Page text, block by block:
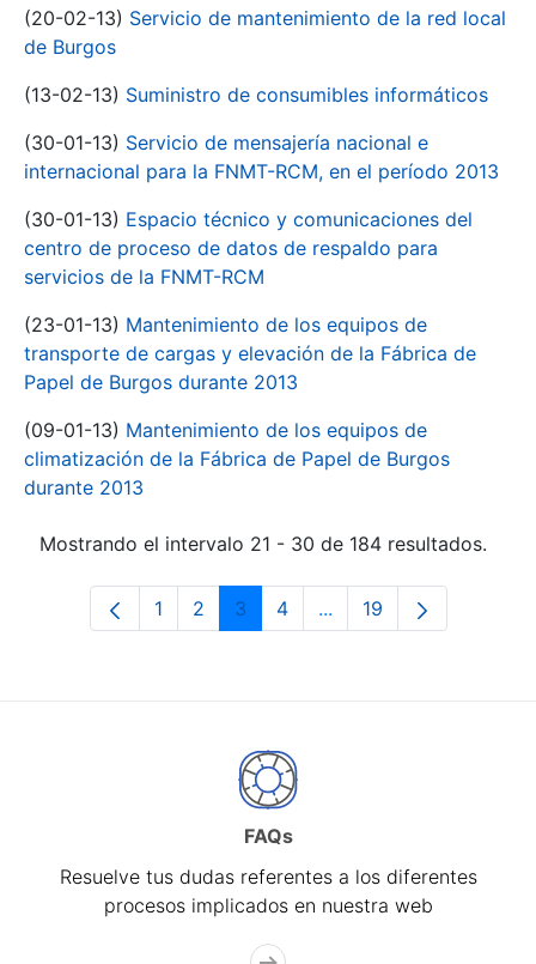
(20-02-13) Servicio de mantenimiento de la red local
de Burgos
(13-02-13) Suministro de consumibles informáticos
(30-01-13) Servicio de mensajería nacional e
internacional para la FNMT-RCM, en el período 2013
(30-01-13) Espacio técnico y comunicaciones del
centro de proceso de datos de respaldo para
servicios de la FNMT-RCM
(23-01-13) Mantenimiento de los equipos de
transporte de cargas y elevación de la Fábrica de
Papel de Burgos durante 2013
(09-01-13) Mantenimiento de los equipos de
climatización de la Fábrica de Papel de Burgos
durante 2013
Mostrando el intervalo 21 - 30 de 184 resultados.
Página
1 Página
2 Página
3 Página
4 ...Páginas intermedias
Página
19
FAQs
Resuelve tus dudas referentes a los diferentes
procesos implicados en nuestra web